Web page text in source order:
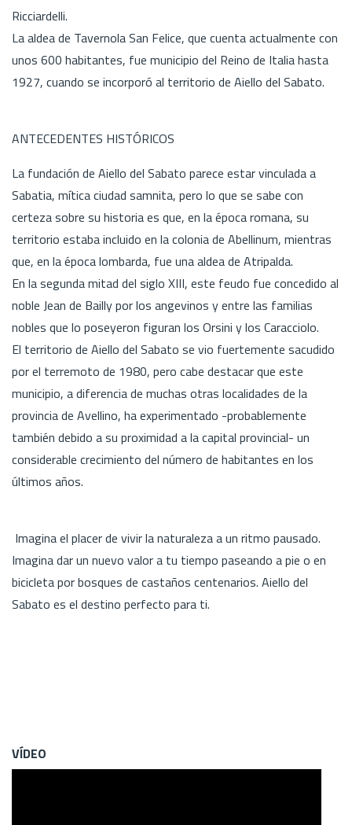
Ricciardelli.
La aldea de Tavernola San Felice, que cuenta actualmente con
unos 600 habitantes, fue municipio del Reino de Italia hasta
1927, cuando se incorporó al territorio de Aiello del Sabato.
ANTECEDENTES HISTÓRICOS
La fundación de Aiello del Sabato parece estar vinculada a
Sabatia, mítica ciudad samnita, pero lo que se sabe con
certeza sobre su historia es que, en la época romana, su
territorio estaba incluido en la colonia de Abellinum, mientras
que, en la época lombarda, fue una aldea de Atripalda.
En la segunda mitad del siglo XIII, este feudo fue concedido al
noble Jean de Bailly por los angevinos y entre las familias
nobles que lo poseyeron figuran los Orsini y los Caracciolo.
El territorio de Aiello del Sabato se vio fuertemente sacudido
por el terremoto de 1980, pero cabe destacar que este
municipio, a diferencia de muchas otras localidades de la
provincia de Avellino, ha experimentado -probablemente
también debido a su proximidad a la capital provincial- un
considerable crecimiento del número de habitantes en los
últimos años.
Imagina el placer de vivir la naturaleza a un ritmo pausado.
Imagina dar un nuevo valor a tu tiempo paseando a pie o en
bicicleta por bosques de castaños centenarios. Aiello del
Sabato es el destino perfecto para ti.
VÍDEO